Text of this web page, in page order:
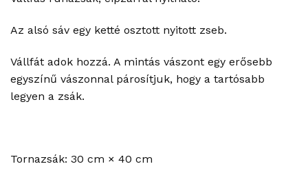
Az alsó sáv egy ketté osztott nyitott zseb.
Vállfát adok hozzá. A mintás vászont egy erősebb
egyszínű vászonnal párosítjuk, hogy a tartósabb
legyen a zsák.
Tornazsák: 30 cm × 40 cm